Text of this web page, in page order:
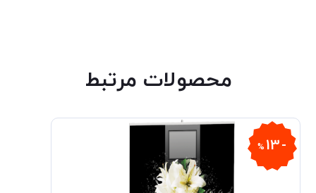
محصولات مرتبط
13
%